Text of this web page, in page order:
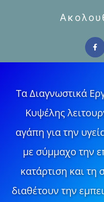
Τα Διαγνωστικά
Κυψέλης
αγάπη για την
με σύμμαχο την
κατάρτιση και τη
διαθέτουν την